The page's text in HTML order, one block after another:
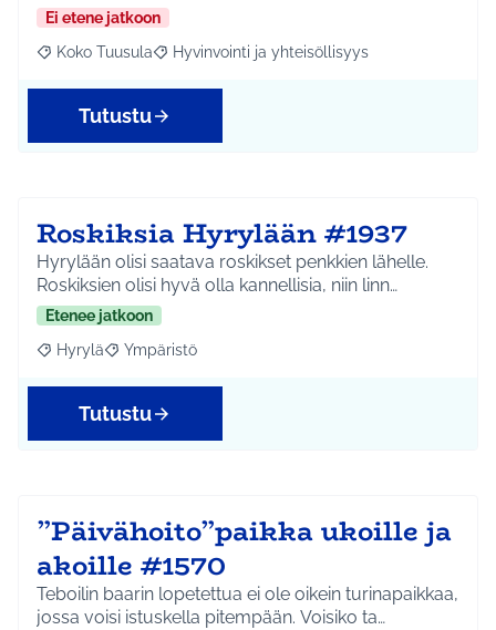
Ei etene jatkoon
Rajaa tulokset aihepiirin mukaan: Koko Tuusula
Koko Tuusula Rajaa tulokset teeman mukaan: Hyvinvointi ja
Hyvinvointi ja yhteisöllisyys
Tutustu
Roskiksia Hyrylään #1937
Hyrylään olisi saatava roskikset penkkien lähelle.
Roskiksien olisi hyvä olla kannellisia, niin linn…
Etenee jatkoon
Rajaa tulokset aihepiirin mukaan: Hyrylä
Hyrylä Rajaa tulokset teeman mukaan: Ympäristö
Ympäristö
Tutustu
”Päivähoito”paikka ukoille ja
akoille #1570
Teboilin baarin lopetettua ei ole oikein turinapaikkaa,
jossa voisi istuskella pitempään. Voisiko ta…